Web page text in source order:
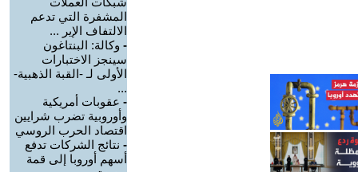
المشفرة التي تدعم
الالتفاف الإير ...
- وكالة: البنتاغون
سينجز الاختبارات
الأولى لـ -القبة الذهبية-
...
- عقوبات أمريكية
وأوروبية تضرب شرايين
اقتصاد الحرب الروسي
- نتائج الشركات تدفع
أسهم أوروبا إلى قمة